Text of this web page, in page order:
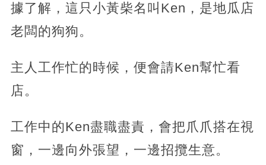
據了解，這只小黃柴名叫Ken，是地瓜店
老闆的狗狗。
主人工作忙的時候，便會請Ken幫忙看
店。
工作中的Ken盡職盡責，會把爪爪搭在視
窗，一邊向外張望，一邊招攬生意。